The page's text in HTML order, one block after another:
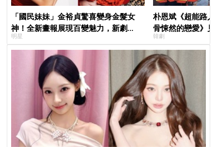
「國民妹妹」金裕貞驚喜變身金髮女
神！全新畫報展現百變魅力，新劇
《100日的謊言》將在10月首播
明星
朴恩斌《超能路
骨悚然的戀愛》
演技獲讚「信看演
韓劇